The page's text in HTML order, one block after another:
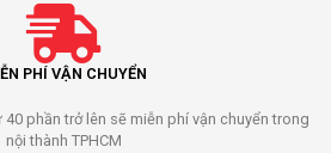
PHÍ VẬN CHUYỂN
phần trở lên sẽ miễn phí vận chuyển trong
nội thành TPHCM